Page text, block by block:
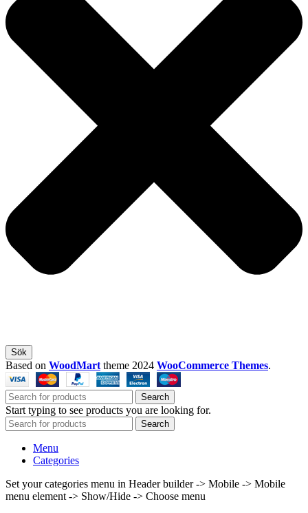
Sök
Based on WoodMart theme 2024 WooCommerce Themes.
Search
Start typing to see products you are looking for.
Search
Menu
Categories
Set your categories menu in Header builder -> Mobile -> Mobile
menu element -> Show/Hide -> Choose menu